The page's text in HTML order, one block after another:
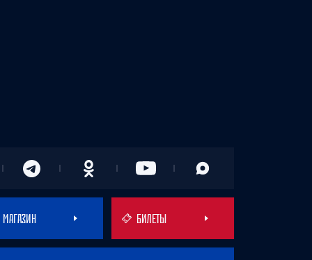
МАГАЗИН БИЛЕТЫ